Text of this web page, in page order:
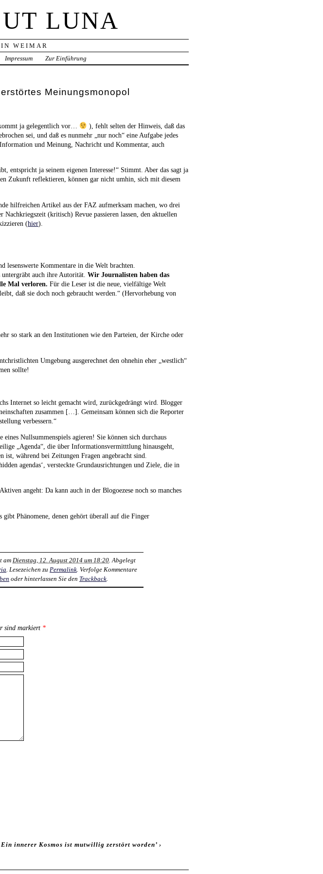
LUNA
WEIMAR
Impressum Zur Einführung
Meinungsmonopol
ja gelegentlich vor…
), fehlt selten der Hinweis, daß das
sei, und daß es nunmehr „nur noch“ eine Aufgabe jedes
und Meinung, Nachricht und Kommentar, auch
entspricht ja seinem eigenen Interesse!“ Stimmt. Aber das sagt ja
Zukunft reflektieren, können gar nicht umhin, sich mit diesem
hilfreichen Artikel aus der FAZ aufmerksam machen, wo drei
Nachkriegszeit (kritisch) Revue passieren lassen, den aktuellen
(hier).
lesenswerte Kommentare in die Welt brachten.
auch ihre Autorität. Wir Journalisten haben das
Mal verloren. Für die Leser ist die neue, vielfältige Welt
daß sie doch noch gebraucht werden.“ (Hervorhebung von
so stark an den Institutionen wie den Parteien, der Kirche oder
Umgebung ausgerechnet den ohnehin eher „westlich“
sollte!
Internet so leicht gemacht wird, zurückgedrängt wird. Blogger
zusammen […]. Gemeinsam können sich die Reporter
verbessern.“
Nullsummenspiels agieren! Sie können sich durchaus
„Agenda“, die über Informationsvermitttlung hinausgeht,
während bei Zeitungen Fragen angebracht sind.
agendas‘, versteckte Grundausrichtungen und Ziele, die in
angeht: Da kann auch in der Blogoezese noch so manches
gibt Phänomene, denen gehört überall auf die Finger
amDienstag, 12. August 2014 um 18:20. Abgelegt
. Lesezeichen zu Permalink. Verfolge Kommentare
oder hinterlassen Sie den Trackback.
sind markiert *
innerer Kosmos ist mutwillig zerstört worden’›